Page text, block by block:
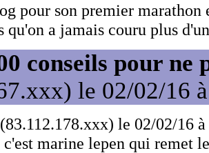
pour son premier marathon
qu'on a jamais couru plus
conseils pour ne
le 02/02/16
le 02/02/16
marine lepen qui remet